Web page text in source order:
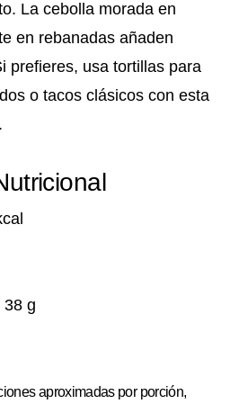
La cebolla morada en
en rebanadas añaden
prefieres, usa tortillas para
o tacos clásicos con esta
38 g
aproximadas por porción,